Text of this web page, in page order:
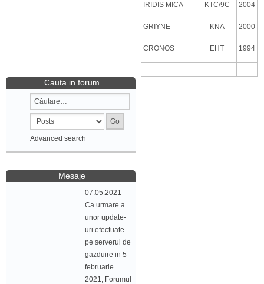
IRIDIS MICA KTC/9C 2004
GRIYNE KNA 2000
CRONOS EHT 1994
Cauta in forum
Advanced search
Mesaje
07.05.2021 -
Ca urmare a
unor update-
uri efectuate
pe serverul de
gazduire in 5
februarie
2021, Forumul